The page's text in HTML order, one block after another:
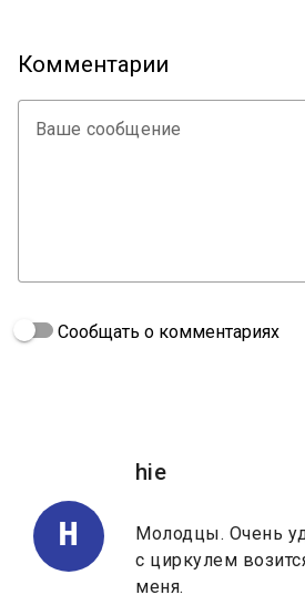
Комментарии
Ваше сообщение
Сообщать о комментариях
H
hie
Молодцы. Очень
с циркулем
меня.